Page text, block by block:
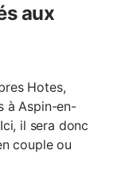
aux
Hotes,
à Aspin-en-
il sera donc
couple ou